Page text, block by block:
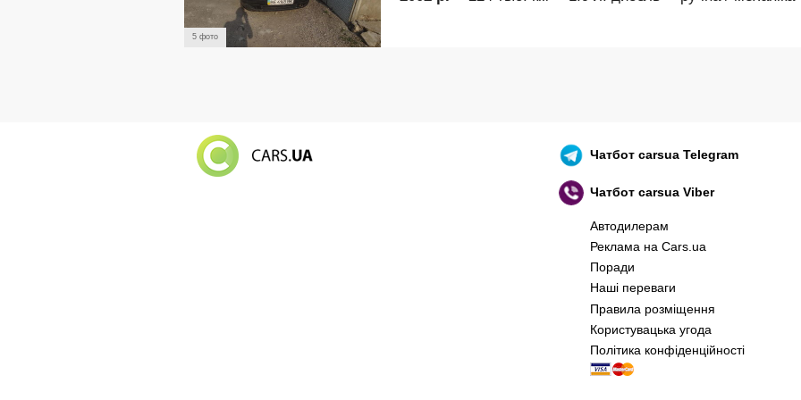
Російський воєнний корабель, іди нах..й! 🇷🇺 🚢 🖕 PS:
5 фото
Чатботcarsua Telegram
Чатботcarsua Viber
Автодилерам
Реклама на Cars.ua
Поради
Наші переваги
Правила розміщення
Користувацька угода
Політика конфіденційності